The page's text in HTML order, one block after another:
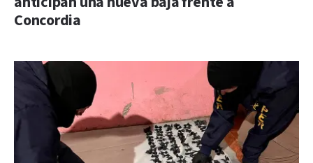
Concordia